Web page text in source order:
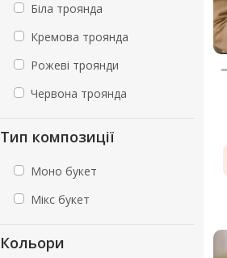
Біла троянда
Кремова троянда
Рожеві троянди
Червона троянда
Тип композиції
Моно букет
Мікс букет
Кольори